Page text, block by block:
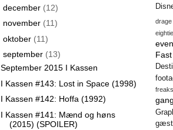
december (12)
november (11)
oktober (11)
september (13)
September 2015 I Kassen
I Kassen #143: Lost in Space (1998)
I Kassen #142: Hoffa (1992)
I Kassen #141: Mænd og høns
(2015) (SPOILER)
drage
freaks